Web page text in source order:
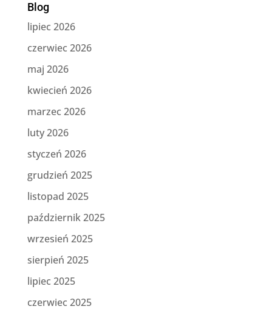
Blog
lipiec 2026
czerwiec 2026
maj 2026
kwiecień 2026
marzec 2026
luty 2026
styczeń 2026
grudzień 2025
listopad 2025
październik 2025
wrzesień 2025
sierpień 2025
lipiec 2025
czerwiec 2025